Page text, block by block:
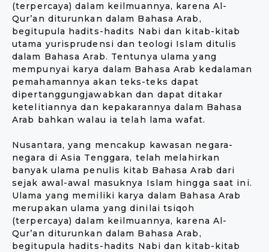
(terpercaya) dalam keilmuannya, karena Al-
Qur’an diturunkan dalam Bahasa Arab,
begitupula hadits-hadits Nabi dan kitab-kitab
utama yurisprudensi dan teologi Islam ditulis
dalam Bahasa Arab. Tentunya ulama yang
mempunyai karya dalam Bahasa Arab kedalaman
pemahamannya akan teks-teks dapat
dipertanggungjawabkan dan dapat ditakar
ketelitiannya dan kepakarannya dalam Bahasa
Arab bahkan walau ia telah lama wafat.
Nusantara, yang mencakup kawasan negara-
negara di Asia Tenggara, telah melahirkan
banyak ulama penulis kitab Bahasa Arab dari
sejak awal-awal masuknya Islam hingga saat ini.
Ulama yang memiliki karya dalam Bahasa Arab
merupakan ulama yang dinilai tsiqoh
(terpercaya) dalam keilmuannya, karena Al-
Qur’an diturunkan dalam Bahasa Arab,
begitupula hadits-hadits Nabi dan kitab-kitab